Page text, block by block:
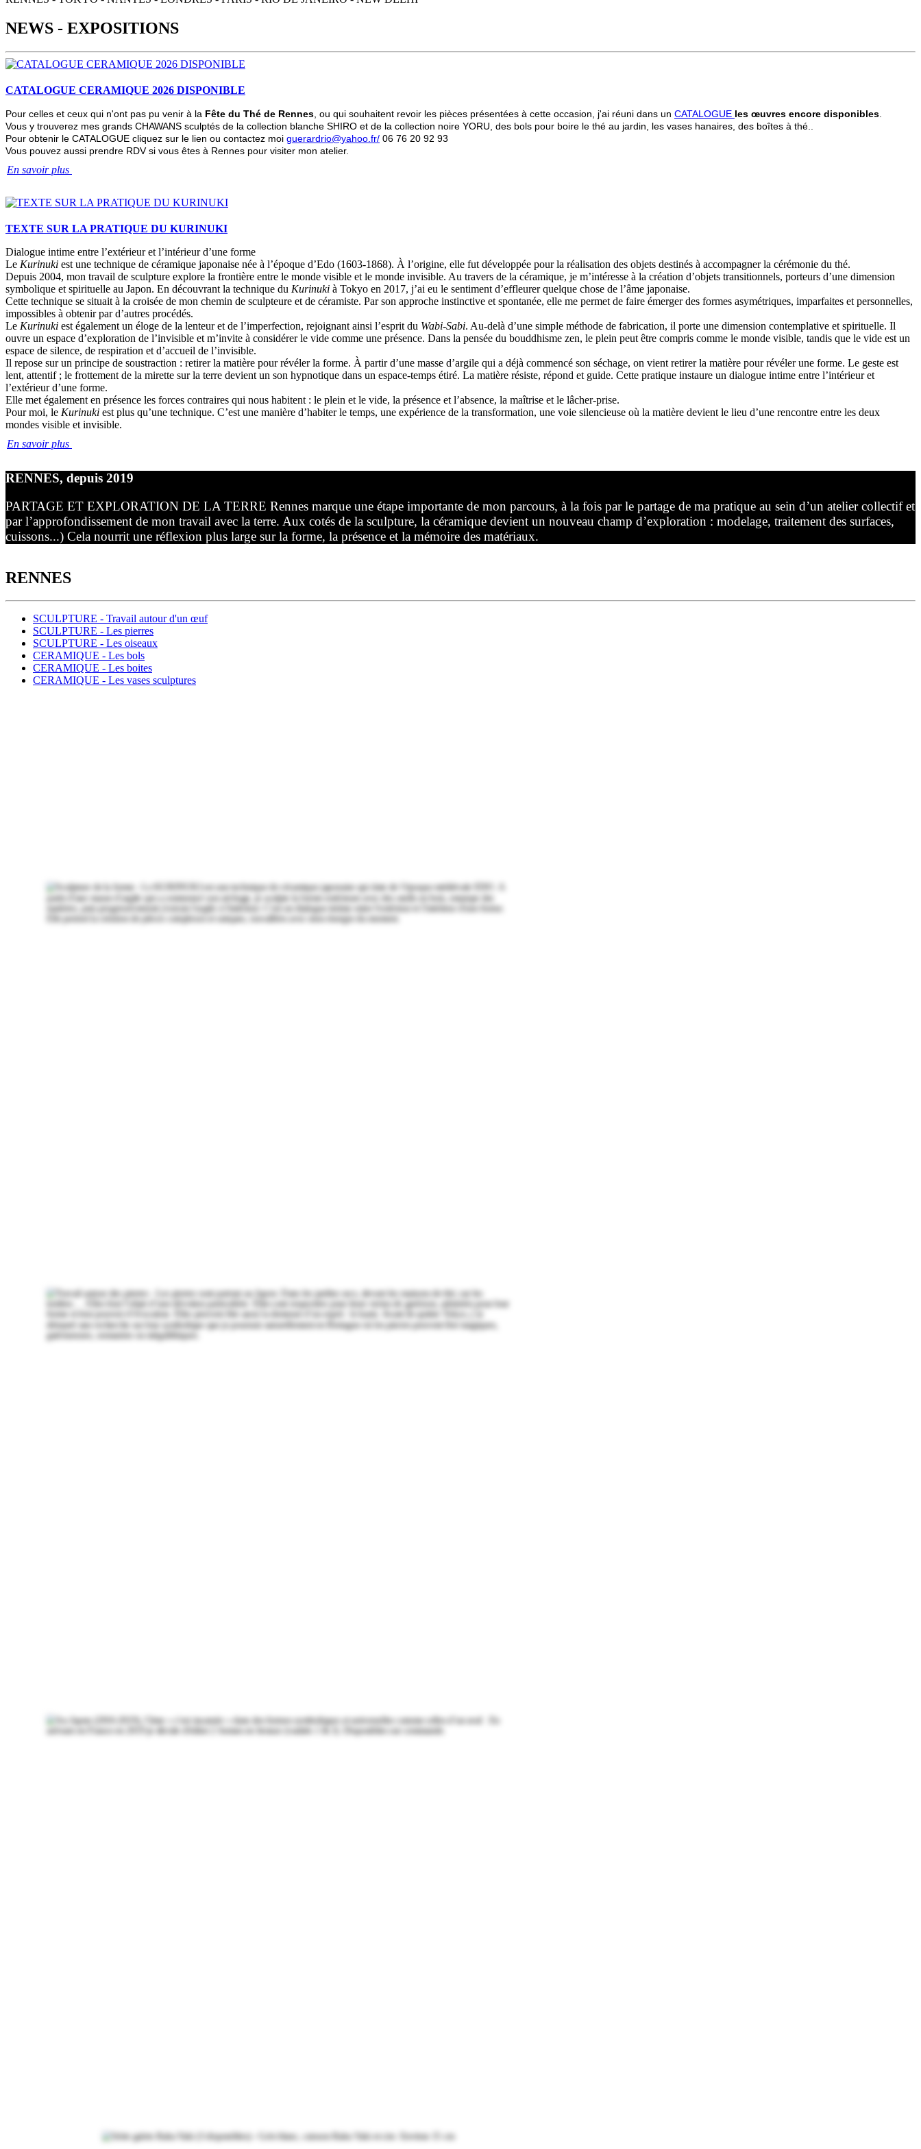
NEWS - EXPOSITIONS
CATALOGUE CERAMIQUE 2026 DISPONIBLE
Pour celles et ceux qui n'ont pas pu venir à la Fête du Thé de Rennes , ou qui souhaitent revoir les pièces présentées à cette occasion, j'ai réuni dans un CATALOGUE les œuvres encore disponibles
Vous y trouverez mes grands CHAWANS sculptés de la collection blanche SHIRO et de la collection noire YORU, des bols pour boire le thé au jardin, les vases hanaires, des boîtes à thé..
Pour obtenir le CATALOGUE cliquez sur le lien ou contactez moi guerardrio@yahoo.fr/ 06 76 20 92 93
Vous pouvez aussi prendre RDV si vous êtes à Rennes pour visiter mon atelier.
En savoir plus
TEXTE SUR LA PRATIQUE DU KURINUKI
Dialogue intime entre l’extérieur et l’intérieur d’une forme
Le Kurinuki est une technique de céramique japonaise née à l’époque d’Edo (1603-1868). À l’origine, elle fut développée pour la réalisation des objets destinés à accompagner la cérémonie du thé.
Depuis 2004, mon travail de sculpture explore la frontière entre le monde visible et le monde invisible. Au travers de la céramique, je m’intéresse à la création d’objets transitionnels, porteurs d’une dimension
symbolique et spirituelle au Japon. En découvrant la technique du Kurinuki à Tokyo en 2017, j’ai eu le sentiment d’effleurer quelque chose de l’âme japonaise.
Cette technique se situait à la croisée de mon chemin de sculpteure et de céramiste. Par son approche instinctive et spontanée, elle me permet de faire émerger des formes asymétriques, imparfaites et personnelles,
impossibles à obtenir par d’autres procédés.
Le Kurinuki est également un éloge de la lenteur et de l’imperfection, rejoignant ainsi l’esprit du Wabi-Sabi. Au-delà d’une simple méthode de fabrication, il porte une dimension contemplative et spirituelle. Il
ouvre un espace d’exploration de l’invisible et m’invite à considérer le vide comme une présence. Dans la pensée du bouddhisme zen, le plein peut être compris comme le monde visible, tandis que le vide est un
espace de silence, de respiration et d’accueil de l’invisible.
Il repose sur un principe de soustraction : retirer la matière pour révéler la forme. À partir d’une masse d’argile qui a déjà commencé son séchage, on vient retirer la matière pour révéler une forme. Le geste est
lent, attentif ; le frottement de la mirette sur la terre devient un son hypnotique dans un espace-temps étiré. La matière résiste, répond et guide. Cette pratique instaure un dialogue intime entre l’intérieur et
l’extérieur d’une forme.
Elle met également en présence les forces contraires qui nous habitent : le plein et le vide, la présence et l’absence, la maîtrise et le lâcher-prise.
Pour moi, le Kurinuki est plus qu’une technique. C’est une manière d’habiter le temps, une expérience de la transformation, une voie silencieuse où la matière devient le lieu d’une rencontre entre les deux
mondes visible et invisible.
En savoir plus
RENNES, depuis 2019
PARTAGE ET EXPLORATION DE LA TERRE Rennes marque une étape importante de mon parcours, à la fois par le partage de ma pratique au sein d’un atelier collectif et
par l’approfondissement de mon travail avec la terre. Aux cotés de la sculpture, la céramique devient un nouveau champ d’exploration : modelage, traitement des surfaces,
cuissons...) Cela nourrit une réflexion plus large sur la forme, la présence et la mémoire des matériaux.
RENNES
SCULPTURE - Travail autour d'un œuf
SCULPTURE - Les pierres
SCULPTURE - Les oiseaux
CERAMIQUE - Les bols
CERAMIQUE - Les boites
CERAMIQUE - Les vases sculptures